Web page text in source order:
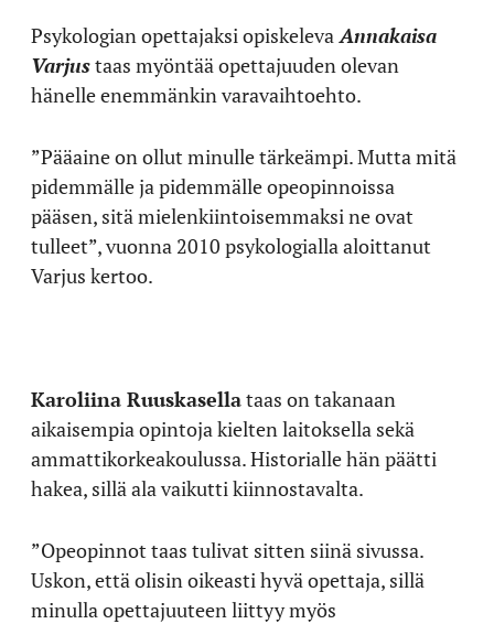
Psykologian opettajaksi opiskeleva Annakaisa
Varjustaas myöntää opettajuuden olevan
hänelle enemmänkin varavaihtoehto.
”Pääaine on ollut minulle tärkeämpi. Mutta mitä
pidemmälle ja pidemmälle opeopinnoissa
pääsen, sitä mielenkiintoisemmaksi ne ovat
tulleet”, vuonna 2010 psykologialla aloittanut
Varjus kertoo.
Karoliina Ruuskasellataas on takanaan
aikaisempia opintoja kielten laitoksella sekä
ammattikorkeakoulussa. Historialle hän päätti
hakea, sillä ala vaikutti kiinnostavalta.
”Opeopinnot taas tulivat sitten siinä sivussa.
Uskon, että olisin oikeasti hyvä opettaja, sillä
minulla opettajuuteen liittyy myös